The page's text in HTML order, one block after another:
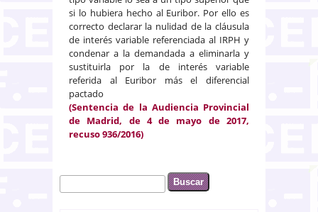
si lo hubiera hecho al Euribor. Por ello es
correcto declarar la nulidad de la cláusula
de interés variable referenciada al IRPH y
condenar a la demandada a eliminarla y
sustituirla por la de interés variable
referida al Euribor más el diferencial
pactado
(Sentencia de la Audiencia Provincial
de Madrid, de 4 de mayo de 2017,
recuso 936/2016)
Formulario de búsqueda
Buscar